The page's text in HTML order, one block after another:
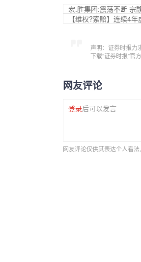
宏.胜集团:震荡不断 宗
【维权?索赔】连续4
声明：证券时报力
下载“证券时报”官
网友评论
登录后可以发言
网友评论仅供其表达个人看